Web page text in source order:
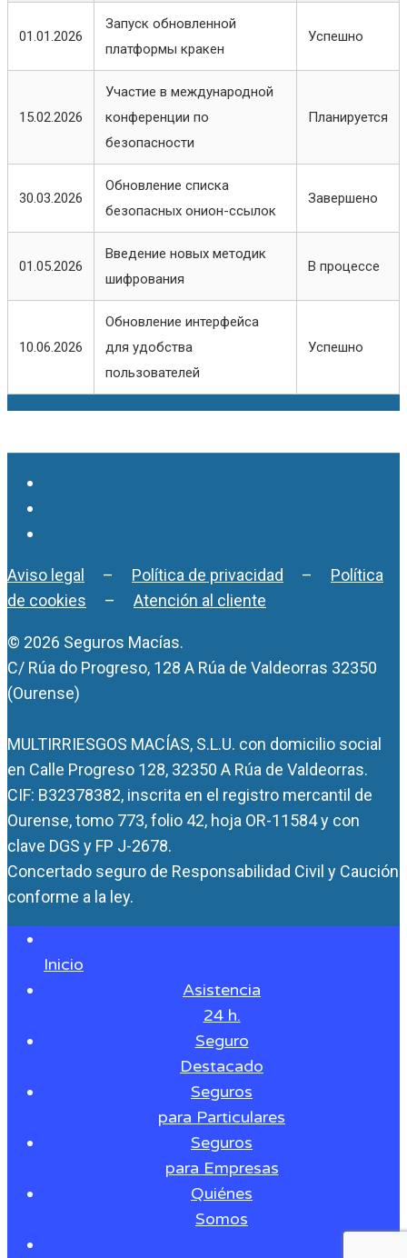
01.01.2026
Запуск обновленной
платформы кракен
Успешно
15.02.2026
Участие в международной
конференции по
безопасности
Планируется
30.03.2026
Обновление списка
безопасных онион-ссылок
Завершено
01.05.2026
Введение новых методик
шифрования
В процессе
10.06.2026
Обновление интерфейса
для удобства
пользователей
Успешно
Aviso legal – Política de privacidad – Política
de cookies – Atención al cliente
© 2026 Seguros Macías.
C/ Rúa do Progreso, 128 A Rúa de Valdeorras 32350
(Ourense)
MULTIRRIESGOS MACÍAS, S.L.U. con domicilio social
en Calle Progreso 128, 32350 A Rúa de Valdeorras.
CIF: B32378382, inscrita en el registro mercantil de
Ourense, tomo 773, folio 42, hoja OR-11584 y con
clave DGS y FP J-2678.
Concertado seguro de Responsabilidad Civil y Caución
conforme a la ley.
Inicio
Asistencia
24 h.
Seguro
Destacado
Seguros
para Particulares
Seguros
para Empresas
Quiénes
Somos